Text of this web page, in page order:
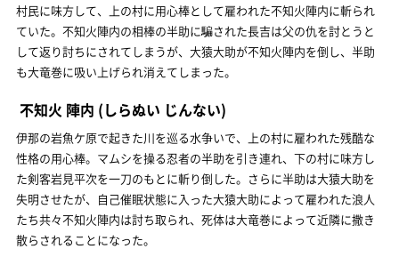
村民に味方して、上の村に用心棒として雇われた不知火陣内に斬られ
ていた。不知火陣内の相棒の半助に騙された長吉は父の仇を討とうと
して返り討ちにされてしまうが、大猿大助が不知火陣内を倒し、半助
も大竜巻に吸い上げられ消えてしまった。
不知火 陣内 (しらぬい じんない)
伊那の岩魚ケ原で起きた川を巡る水争いで、上の村に雇われた残酷な
性格の用心棒。マムシを操る忍者の半助を引き連れ、下の村に味方し
た剣客岩見平次を一刀のもとに斬り倒した。さらに半助は大猿大助を
失明させたが、自己催眠状態に入った大猿大助によって雇われた浪人
たち共々不知火陣内は討ち取られ、死体は大竜巻によって近隣に撒き
散らされることになった。